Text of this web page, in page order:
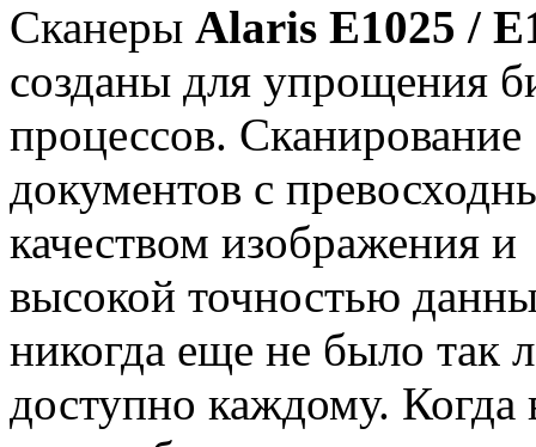
Сканеры Alaris E1025 /
созданы для упрощения
процессов. Сканирование
документов с
качеством изображения и
высокой точностью
никогда еще не было так
доступно каждому. Когда